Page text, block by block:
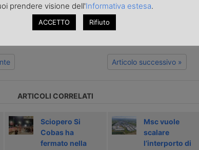
ultime novità sul trasporto e la logistica e non perderti
Iscriviti alla nostra Newslettercon l'elenco ed i link di tutti
e NO SPAM!
Articolo successivo »
ARTICOLI CORRELATI
Sciopero Si
Cobas ha
fermato nella
Msc vuole
scalare
l’interporto di
prendere visione dell'Informativa estesa.
ACCETTO Rifiuto